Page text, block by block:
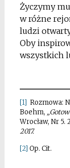
Życzymy
w różne
ludzi
Oby
wszystkich
[1] Rozmowa:
Boehm,
Wrocław, Nr 5.
2017.
[2] Op. Cit.